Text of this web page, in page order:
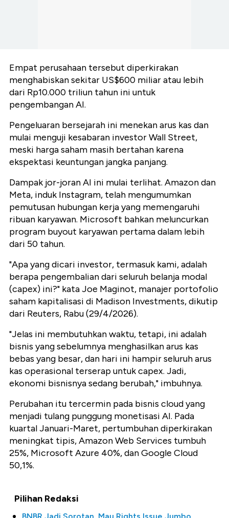
Empat perusahaan tersebut diperkirakan
menghabiskan sekitar US$600 miliar atau lebih
dari Rp10.000 triliun tahun ini untuk
pengembangan AI.
Pengeluaran bersejarah ini menekan arus kas dan
mulai menguji kesabaran investor Wall Street,
meski harga saham masih bertahan karena
ekspektasi keuntungan jangka panjang.
Dampak jor-joran AI ini mulai terlihat. Amazon dan
Meta, induk Instagram, telah mengumumkan
pemutusan hubungan kerja yang memengaruhi
ribuan karyawan. Microsoft bahkan meluncurkan
program buyout karyawan pertama dalam lebih
dari 50 tahun.
"Apa yang dicari investor, termasuk kami, adalah
berapa pengembalian dari seluruh belanja modal
(capex) ini?" kata Joe Maginot, manajer portofolio
saham kapitalisasi di Madison Investments, dikutip
dari Reuters, Rabu (29/4/2026).
"Jelas ini membutuhkan waktu, tetapi, ini adalah
bisnis yang sebelumnya menghasilkan arus kas
bebas yang besar, dan hari ini hampir seluruh arus
kas operasional terserap untuk capex. Jadi,
ekonomi bisnisnya sedang berubah," imbuhnya.
Perubahan itu tercermin pada bisnis cloud yang
menjadi tulang punggung monetisasi AI. Pada
kuartal Januari-Maret, pertumbuhan diperkirakan
meningkat tipis, Amazon Web Services tumbuh
25%, Microsoft Azure 40%, dan Google Cloud
50,1%.
Pilihan Redaksi